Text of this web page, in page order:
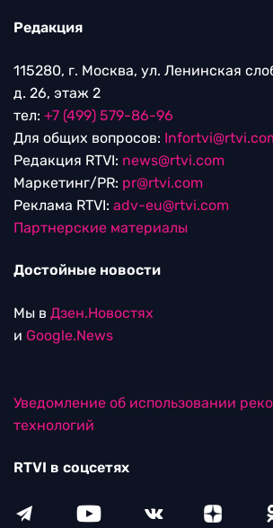
Редакция
115280, г. Москва, ул. Ленинская
д. 26, этаж 2
тел: +7 (499) 579-86-96
Для общих вопросов:
Редакция RTVI: news@rtvi.com
Маркетинг/PR: pr@rtvi.com
Реклама RTVI: adv-eu@rtvi.com
Партнерские материалы
Достойные новости
Мы в Дзен.Новостях
и Google.News
Уведомление об использовании
технологий
RTVI в соцсетях